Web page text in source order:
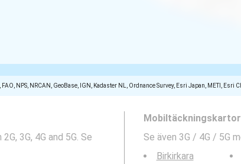
NPS, NRCAN, GeoBase, IGN, Kadaster NL, Ordnance Survey, Esri Japan, METI,
3G, 4G and 5G. Se
Se även 3G / 4G / 5G
Birkirkara